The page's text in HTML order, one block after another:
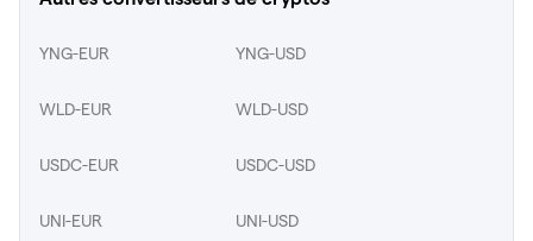
YNG-EUR YNG-USD
WLD-EUR WLD-USD
USDC-EUR USDC-USD
UNI-EUR UNI-USD